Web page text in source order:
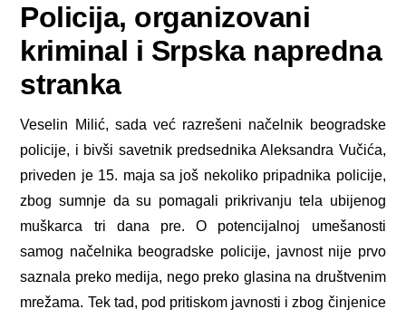
Policija, organizovani
kriminal i Srpska napredna
stranka
Veselin Milić, sada već razrešeni načelnik beogradske
policije, i bivši savetnik predsednika Aleksandra Vučića,
priveden je 15. maja sa još nekoliko pripadnika policije,
zbog sumnje da su pomagali prikrivanju tela ubijenog
muškarca tri dana pre. O potencijalnoj umešanosti
samog načelnika beogradske policije, javnost nije prvo
saznala preko medija, nego preko glasina na društvenim
mrežama. Tek tad, pod pritiskom javnosti i zbog činjenice